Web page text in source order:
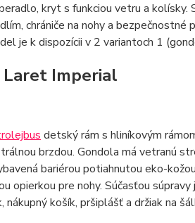
kryt s funkciou vetru a kolísky.
chrániče na nohy a
je k dispozícii v 2 variantoch 1
Laret Imperial
detský rám s hliníkovým
brzdou. Gondola má vetranú
bariérou potiahnutou eko-
opierkou pre nohy. Súčasťou
nákupný košík, pršiplášť a držiak na